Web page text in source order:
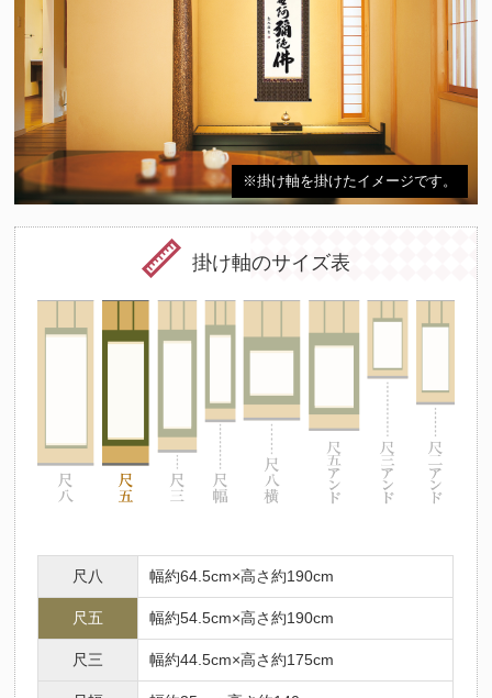
※掛け軸を掛けたイメージです。
掛け軸のサイズ表
尺八 幅約64.5cm×高さ約190cm
尺五 幅約54.5cm×高さ約190cm
尺三 幅約44.5cm×高さ約175cm